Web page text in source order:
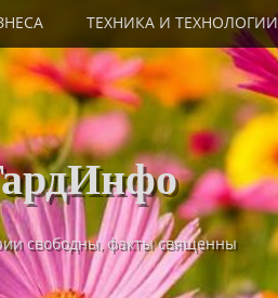
ТЕХНИКА И ТЕХНОЛОГИИ
свободны, факты священны